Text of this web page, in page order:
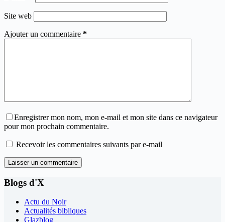
Site web
Ajouter un commentaire *
Enregistrer mon nom, mon e-mail et mon site dans ce navigateur
pour mon prochain commentaire.
Recevoir les commentaires suivants par e-mail
Laisser un commentaire
Blogs d'X
Actu du Noir
Actualités bibliques
Glazblog